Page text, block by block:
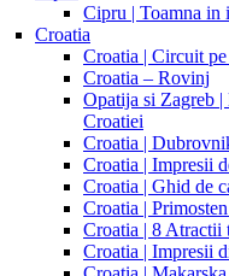
Cipru | Toamna in
Croatia
Croatia | Circuit pe
Croatia – Rovinj
Opatija si Zagreb
Croatiei
Croatia |
Croatia | Impresii
Croatia | Ghid de
Croatia |
Croatia | 8 Atractii
Croatia | Impresii